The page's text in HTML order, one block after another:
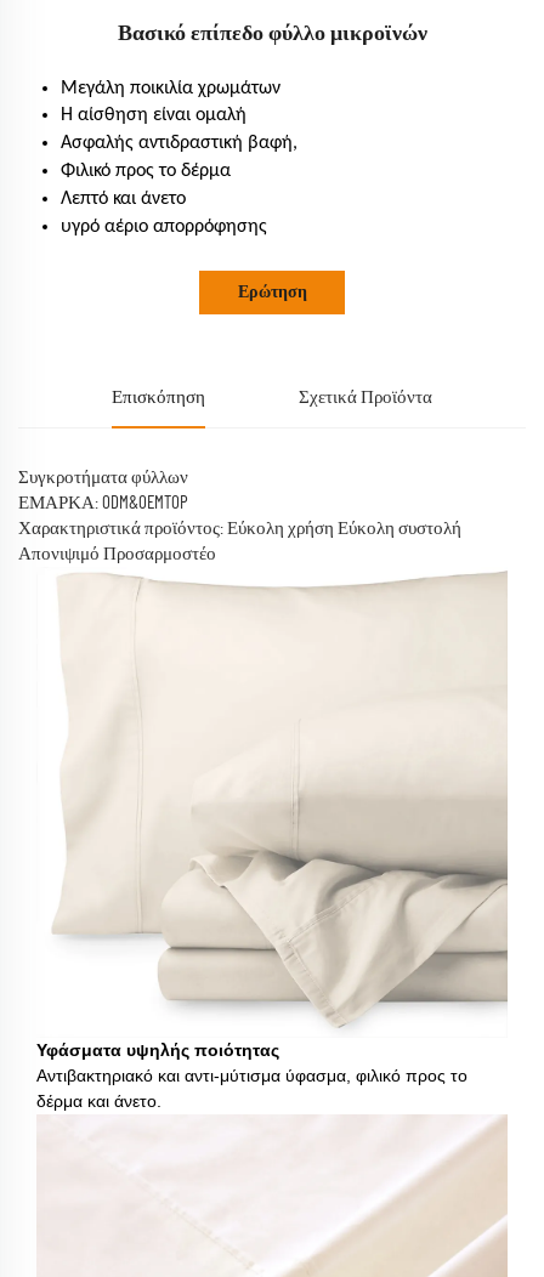
Βασικό επίπεδο φύλλο μικροϊνών
Μεγάλη ποικιλία χρωμάτων
Η αίσθηση είναι ομαλή
Ασφαλής αντιδραστική βαφή,
Φιλικό προς το δέρμα
Λεπτό και άνετο
υγρό αέριο απορρόφησης
Ερώτηση
Επισκόπηση Σχετικά Προϊόντα
Συγκροτήματα φύλλων
ΕΜΑΡΚΑ: ODM&OEMTOP
Χαρακτηριστικά προϊόντος: Εύκολη χρήση Εύκολη συστολή
Απονιψιμό Προσαρμοστέο
Υφάσματα υψηλής ποιότητας
Αντιβακτηριακό και αντι-μύτισμα ύφασμα, φιλικό προς το
δέρμα και άνετο.